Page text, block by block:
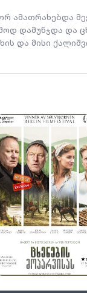
ამათრახებდა
დამუნჯდა და
და მისი